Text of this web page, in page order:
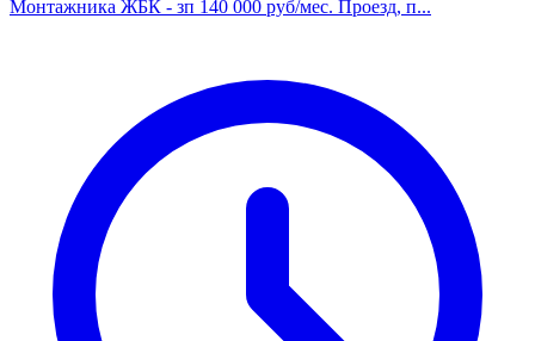
Монтажника ЖБК - зп 140 000 руб/мес. Проезд, п...